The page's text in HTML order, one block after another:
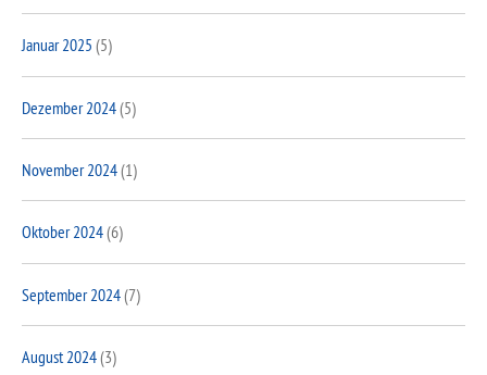
Januar 2025 (5)
Dezember 2024(5)
November 2024(1)
Oktober 2024(6)
September 2024(7)
August 2024(3)